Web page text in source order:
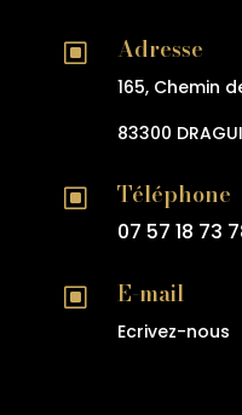
W Adresse
165, Chemin
83300
W Téléphone
07 57 18 73
W E-mail
Ecrivez-nous